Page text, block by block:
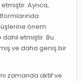
Ayrıca,
önem
etmiştir. Bu
ve daha geniş bir
zamanda aktif ve